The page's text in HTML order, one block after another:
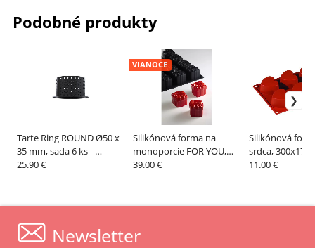
Podobné produkty
Tarte Ring ROUND Ø50 x
35 mm, sada 6 ks –
SILIKOMART
25.90 €
Silikónová forma na
monoporcie FOR YOU,
400x300 mm, línia
VIANOCE
39.00 €
Silikónová
srdca, 300x175
Formaflex –
11.00 €
Newsletter